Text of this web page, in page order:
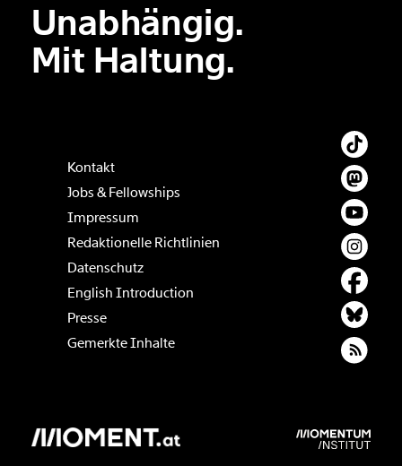
Der Inhalt dieses Feldes wird nicht öffentlich zugänglich angezeigt.
Unabhängig.
Mit Haltung.
Kontakt
Jobs & Fellowships
Impressum
Redaktionelle Richtlinien
Datenschutz
English Introduction
Presse
Gemerkte Inhalte